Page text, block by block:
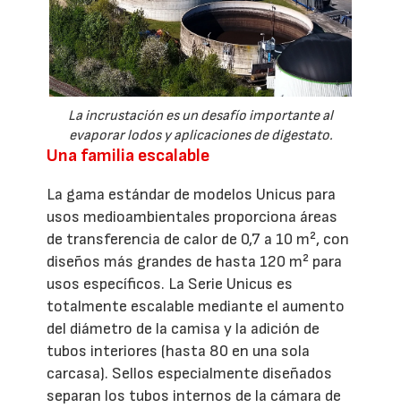
La incrustación es un desafío importante al
evaporar lodos y aplicaciones de digestato.
Una familia escalable
La gama estándar de modelos Unicus para
usos medioambientales proporciona áreas
de transferencia de calor de 0,7 a 10 m², con
diseños más grandes de hasta 120 m² para
usos específicos. La Serie Unicus es
totalmente escalable mediante el aumento
del diámetro de la camisa y la adición de
tubos interiores (hasta 80 en una sola
carcasa). Sellos especialmente diseñados
separan los tubos internos de la cámara de